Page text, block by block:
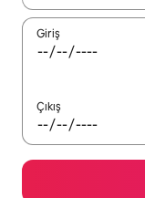
Giriş
Çıkış